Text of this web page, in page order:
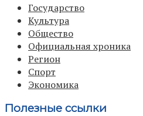
Государство
Культура
Общество
Официальная хроника
Регион
Спорт
Экономика
Полезные ссылки